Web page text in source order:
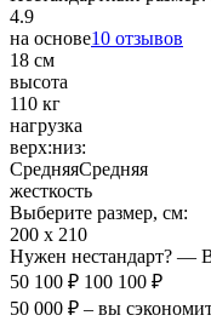
4.9
на основе10 отзывов
18 см
высота
110 кг
нагрузка
верх:низ:
СредняяСредняя
жесткость
Выберите размер, см:
200 х 210
Нужен нестандарт? —
50 100 ₽ 100 100 ₽
50 000 ₽ – вы